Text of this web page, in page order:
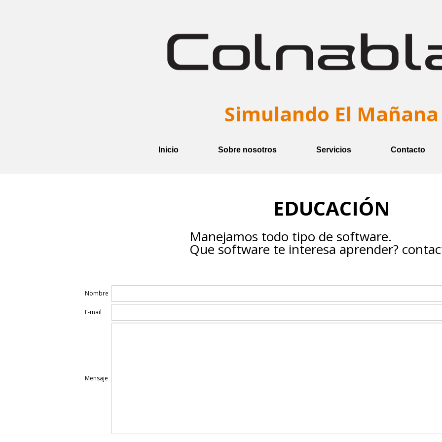
SimulanDo El Mañana
Inicio Sobre nosotros Servicios Contacto
EDUCACIÓN
Manejamos todo tipo de software.
Que software te interesa aprender?
Nombre
E-mail
Mensaje